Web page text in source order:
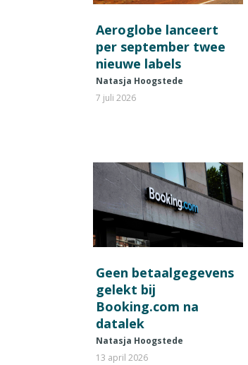
Aeroglobe lanceert
per september twee
nieuwe labels
Natasja Hoogstede
7 juli 2026
Geen betaalgegevens
gelekt bij
Booking.com na
datalek
Natasja Hoogstede
13 april 2026